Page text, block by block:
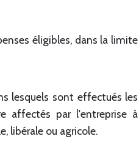
éligibles, dans la limite
lesquels sont effectués les
affectés par l'entreprise à
libérale ou agricole.